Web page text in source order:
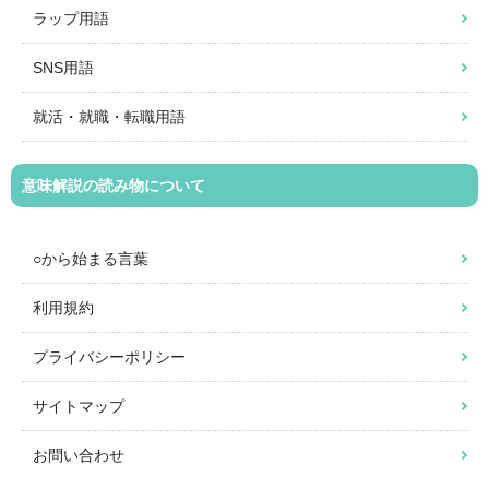
ラップ用語
SNS用語
就活・就職・転職用語
意味解説の読み物について
○から始まる言葉
利用規約
プライバシーポリシー
サイトマップ
お問い合わせ